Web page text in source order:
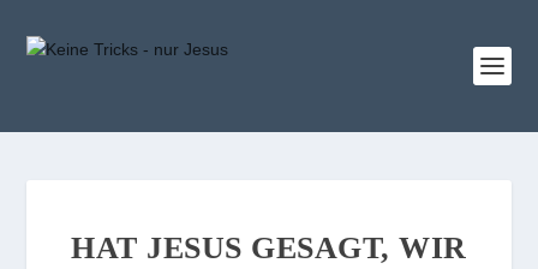
HAT JESUS GESAGT, WIR